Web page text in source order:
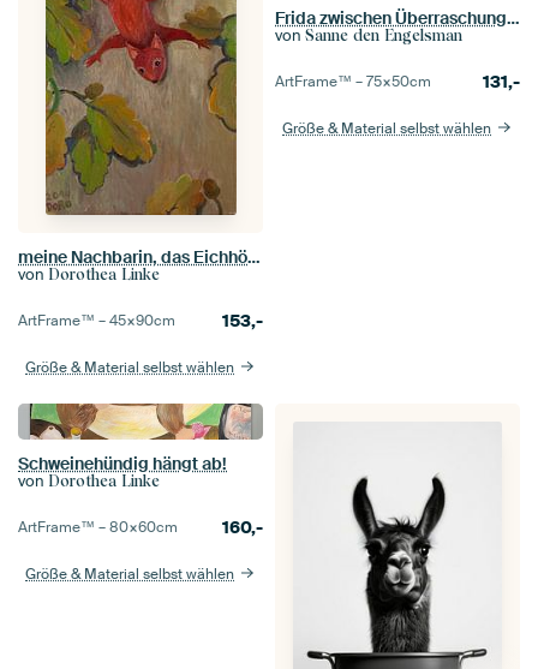
meine Nachbarin, das Eichhörnchen
von Dorothea Linke
ArtFrame™ –45×90cm 153,-
Größe & Material selbst wählen
Frida zwischen Überraschung, Ekel, Verspieltheit und Verwunderung
von Sanne den Engelsman
ArtFrame™ –75×50cm 131,-
Größe & Material selbst wählen
Schweinehündig hängt ab!
von Dorothea Linke
ArtFrame™ –80×60cm 160,-
Größe & Material selbst wählen